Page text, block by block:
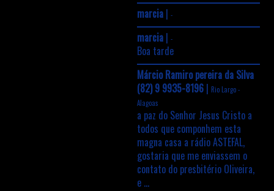
marcia | -
marcia | -
Boa tarde
Márcio Ramiro pereira da Silva
(82) 9 9935-8196 | Rio Largo -
Alagoas
a paz do Senhor Jesus Cristo a
todos que componhem esta
magna casa a rádio ASTEFAL,
gostaria que me enviassem o
contato do presbitério Oliveira,
e ...